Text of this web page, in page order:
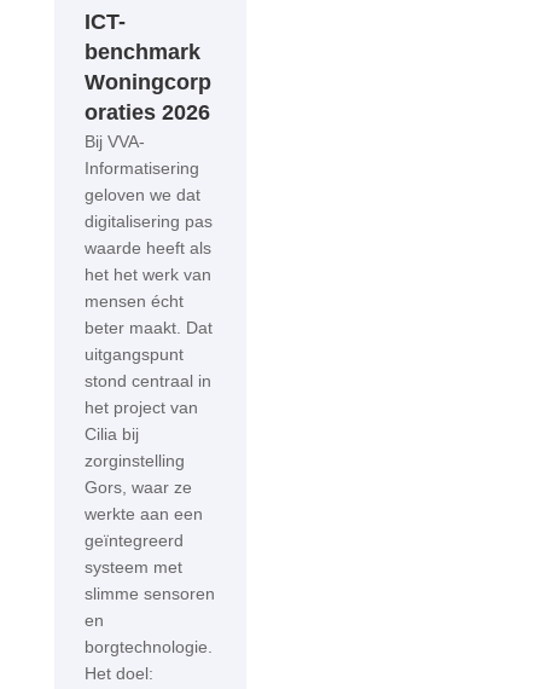
ICT-
benchmark
Woningcorp
oraties 2026
Bij VVA-
Informatisering
geloven we dat
digitalisering pas
waarde heeft als
het het werk van
mensen écht
beter maakt. Dat
uitgangspunt
stond centraal in
het project van
Cilia bij
zorginstelling
Gors, waar ze
werkte aan een
geïntegreerd
systeem met
slimme sensoren
en
borgtechnologie.
Het doel: